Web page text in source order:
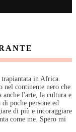
in Africa.
continente nero che
l'arte, la cultura e
poche persone ed
di più e incoraggiare
come me. Spero mi